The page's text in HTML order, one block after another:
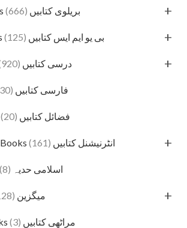
Barelvi Books بریلوی کتابیں (666) +
BUMS Books بی یو ایم ایس کتابیں (125) +
Darsi Books درسی کتابیں (920) +
Farsi Books فارسی کتابیں (30)
Fazail Books فضائل کتابیں (20)
International Books انٹرنیشنل کتابیں (161) +
Islamic Gifts اسلامی حدیہ (8)
Magazines میگزین (128) +
Marathi Books مراٹھی کتابیں (3)